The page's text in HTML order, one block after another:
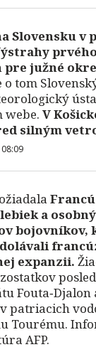
Slovensku v
južné
tom
webe. V
silným
08:09
a
bojovníkov,
expanzii.
Fouta‑Djalon
patriacich
Tourému.
AFP.